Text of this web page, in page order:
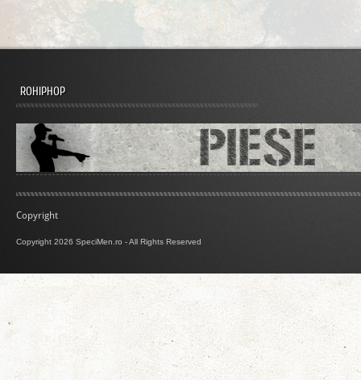
ROHIPHOP
Copyright
Copyright 2026 SpeciMen.ro - All Rights Reserved